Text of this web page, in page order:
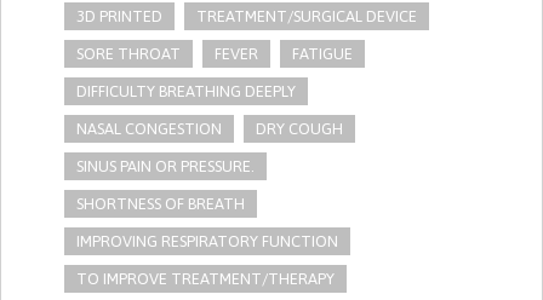
3D PRINTED TREATMENT/SURGICAL DEVICE
SORE THROAT FEVER FATIGUE
DIFFICULTY BREATHING DEEPLY
NASAL CONGESTION DRY COUGH
SINUS PAIN OR PRESSURE.
SHORTNESS OF BREATH
IMPROVING RESPIRATORY FUNCTION
TO IMPROVE TREATMENT/THERAPY